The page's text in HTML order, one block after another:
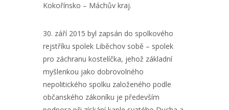
Kokořínsko – Máchův kraj.
30. září 2015 byl zapsán do spolkového
rejstříku spolek Liběchov sobě – spolek
pro záchranu kostelíčka, jehož základní
myšlenkou jako dobrovolného
nepolitického spolku založeného podle
občanského zákoníku je především